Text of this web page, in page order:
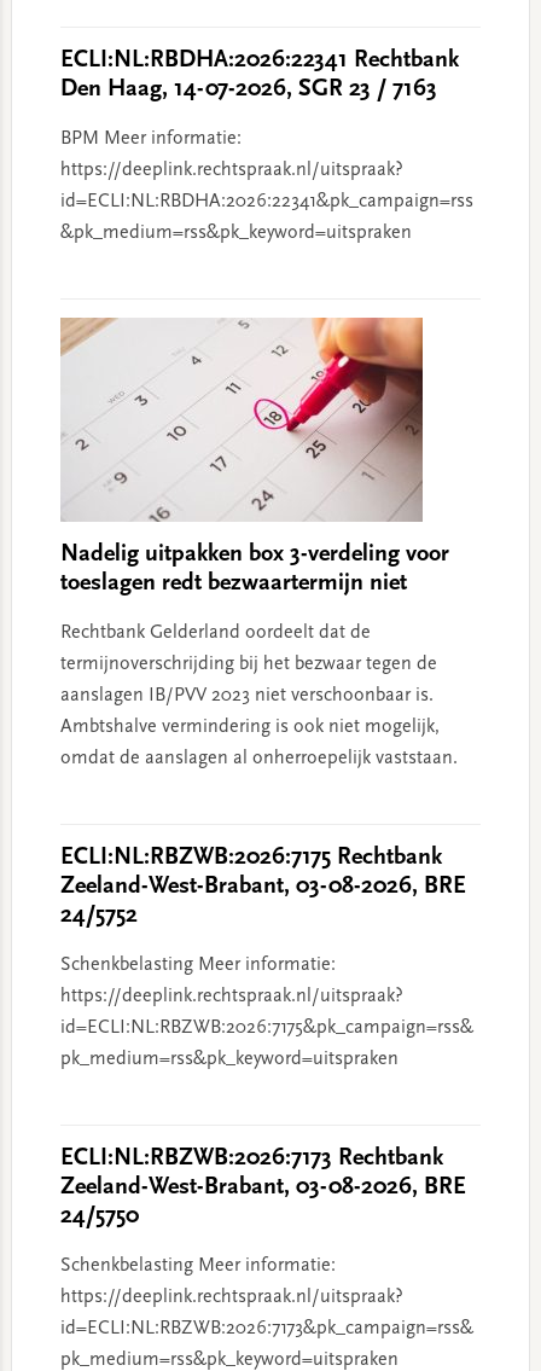
ECLI:NL:RBDHA:2026:22341 Rechtbank
Den Haag, 14-07-2026, SGR 23 / 7163
BPM Meer informatie:
https://deeplink.rechtspraak.nl/uitspraak?
id=ECLI:NL:RBDHA:2026:22341&pk_campaign=rss
&pk_medium=rss&pk_keyword=uitspraken
Nadelig uitpakken box 3-verdeling voor
toeslagen redt bezwaartermijn niet
Rechtbank Gelderland oordeelt dat de
termijnoverschrijding bij het bezwaar tegen de
aanslagen IB/PVV 2023 niet verschoonbaar is.
Ambtshalve vermindering is ook niet mogelijk,
omdat de aanslagen al onherroepelijk vaststaan.
ECLI:NL:RBZWB:2026:7175 Rechtbank
Zeeland-West-Brabant, 03-08-2026, BRE
24/5752
Schenkbelasting Meer informatie:
https://deeplink.rechtspraak.nl/uitspraak?
id=ECLI:NL:RBZWB:2026:7175&pk_campaign=rss&
pk_medium=rss&pk_keyword=uitspraken
ECLI:NL:RBZWB:2026:7173 Rechtbank
Zeeland-West-Brabant, 03-08-2026, BRE
24/5750
Schenkbelasting Meer informatie:
https://deeplink.rechtspraak.nl/uitspraak?
id=ECLI:NL:RBZWB:2026:7173&pk_campaign=rss&
pk_medium=rss&pk_keyword=uitspraken